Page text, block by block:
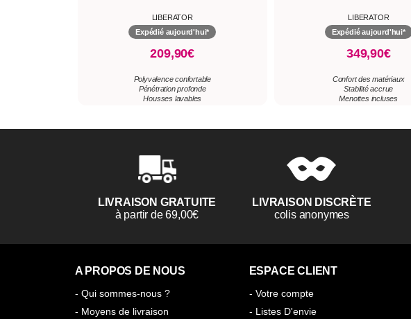
LIBERATOR
Expédié aujourd'hui*
209,90€
Polyvalence confortable
Pénétration profonde
Housses lavables
LIBERATOR
Expédié aujourd'hui*
349,90€
Confort des matériaux
Stabilité accrue
Menottes incluses
LIVRAISON GRATUITE
à partir de 69,00€
LIVRAISON DISCRÈTE
colis anonymes
A PROPOS DE NOUS
- Qui sommes-nous ?
- Moyens de livraison
ESPACE CLIENT
- Votre compte
- Listes D'envie